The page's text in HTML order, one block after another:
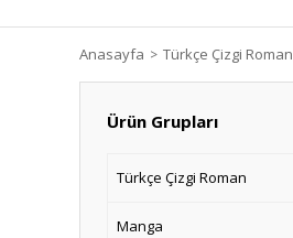
Anasayfa Türkçe Çizgi Roman
Ürün Grupları
Türkçe Çizgi Roman
Manga